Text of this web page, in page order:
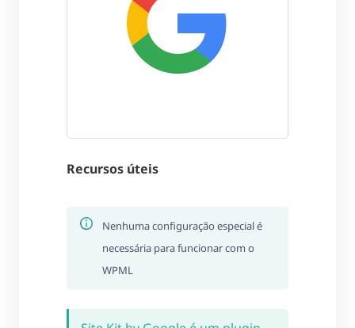
Recursos úteis
Nenhuma configuração especial é
necessária para funcionar com o
WPML